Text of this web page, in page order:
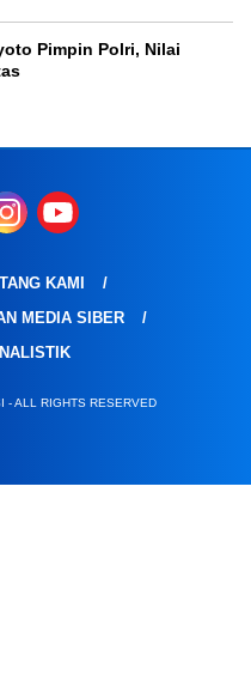
Pimpin Polri, Nilai
KAMI
MEDIA SIBER
- ALL RIGHTS RESERVED